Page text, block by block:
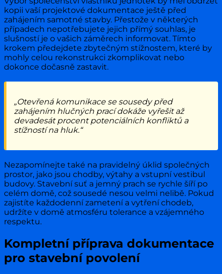
kopii vaší projektové dokumentace ještě před
zahájením samotné stavby. Přestože v některých
případech nepotřebujete jejich přímý souhlas, je
slušností je o vašich záměrech informovat. Tímto
krokem předejdete zbytečným stížnostem, které by
mohly celou rekonstrukci zkomplikovat nebo
dokonce dočasně zastavit.
„Otevřená komunikace se sousedy před
zahájením hlučných prací dokáže vyřešit až
devadesát procent potenciálních konfliktů a
stížností na hluk.“
Nezapomínejte také na pravidelný úklid společných
prostor, jako jsou chodby, výtahy a vstupní vestibul
budovy. Stavební suť a jemný prach se rychle šíří po
celém domě, což sousedé nesou velmi nelibě. Pokud
zajistíte každodenní zametení a vytření chodeb,
udržíte v domě atmosféru tolerance a vzájemného
respektu.
Kompletní příprava dokumentace
pro stavební povolení